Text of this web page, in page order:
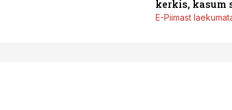
kerkis, kasum
E-Piimast